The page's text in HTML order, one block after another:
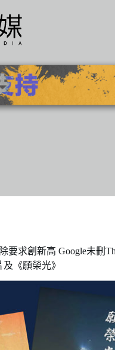
要求創新高 Google未刪
《願榮光》